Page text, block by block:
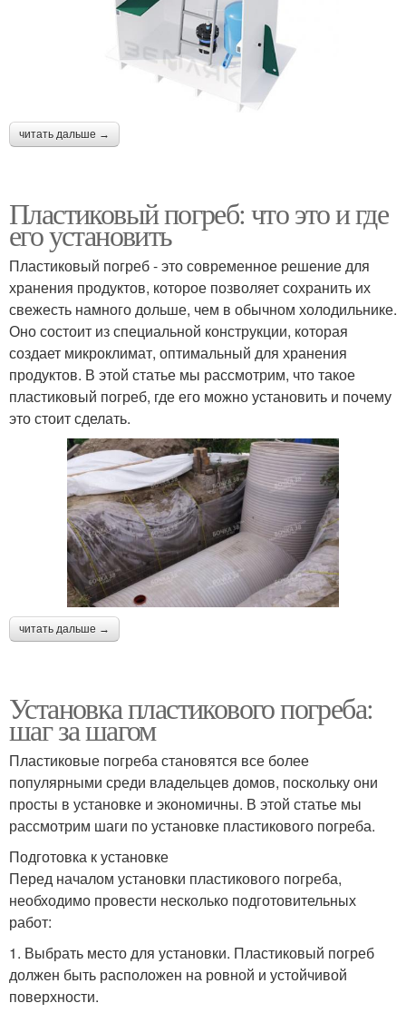
читать дальше →
Пластиковый погреб: что это и где
его установить
Пластиковый погреб - это современное решение для
хранения продуктов, которое позволяет сохранить их
свежесть намного дольше, чем в обычном холодильнике.
Оно состоит из специальной конструкции, которая
создает микроклимат, оптимальный для хранения
продуктов. В этой статье мы рассмотрим, что такое
пластиковый погреб, где его можно установить и почему
это стоит сделать.
читать дальше →
Установка пластикового погреба:
шаг за шагом
Пластиковые погреба становятся все более
популярными среди владельцев домов, поскольку они
просты в установке и экономичны. В этой статье мы
рассмотрим шаги по установке пластикового погреба.
Подготовка к установке
Перед началом установки пластикового погреба,
необходимо провести несколько подготовительных
работ:
1. Выбрать место для установки. Пластиковый погреб
должен быть расположен на ровной и устойчивой
поверхности.